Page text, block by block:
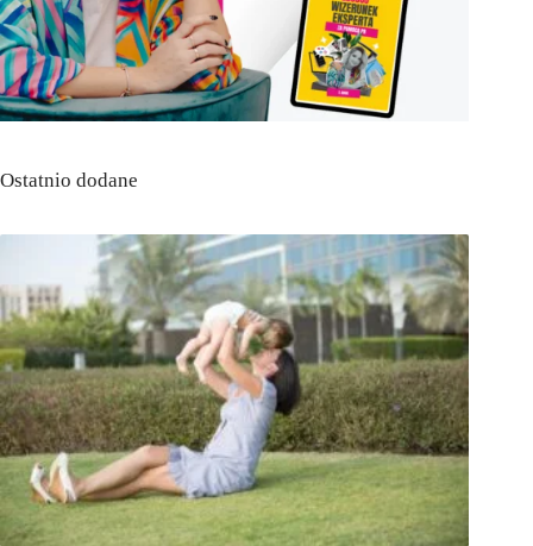
Ostatnio dodane